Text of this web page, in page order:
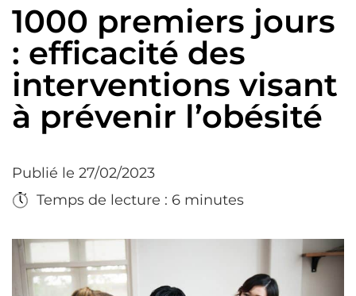
1000 premiers jours
: efficacité des
interventions visant
à prévenir l’obésité
Publié le 27/02/2023
Temps de lecture : 6 minutes